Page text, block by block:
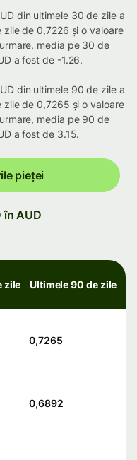
din ultimele 30 de zile a
de 0,7226 și o valoare
media pe 30 de
a fost de -1.26.
din ultimele 90 de zile a
de 0,7265 și o valoare
media pe 90 de
a fost de 3.15.
pieței
în AUD
zile Ultimele 90 de zile
0,7265
0,6892